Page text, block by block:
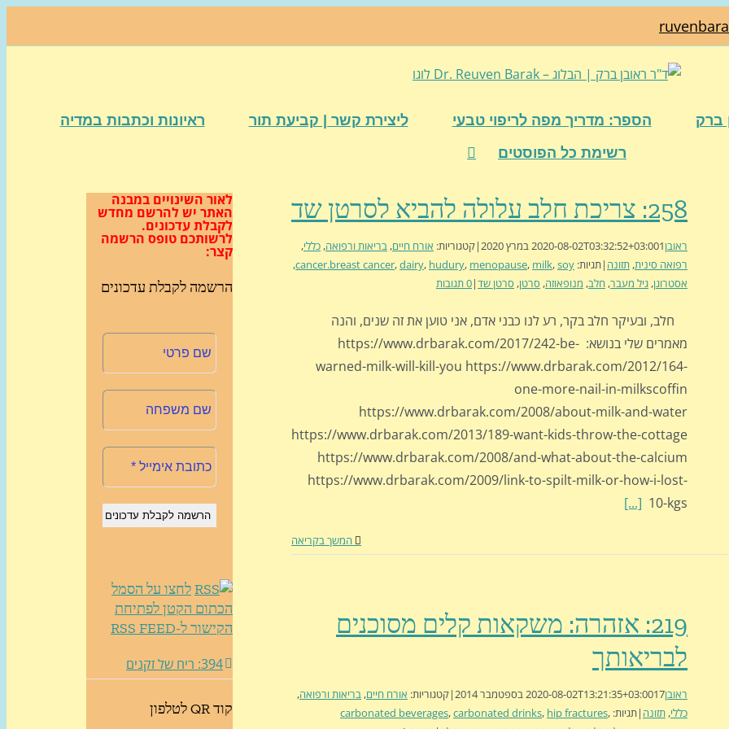
ברק הספר: מדריך מפה לריפוי טבעי ליצירת קשר | קביעת תור
ראיונות וכתבות במדיה
רשימת כל הפוסטים
258: צריכת חלב עלולה להביא לסרטן שד
ראובן 2020-08-02T03:32:52+03:001 במרץ 2020 |קטגוריות: אורח חיים, בריאות ורפואה, כללי,
רפואה סינית, תזונה |תגיות: cancer.breast cancer,dairy, hudury, menopause, milk,soy
,
אסטרוגן, גיל מעבר, חלב, מנופאוזה, סרטן, סרטן שד|0 תגובות
חלב, ובעיקר חלב בקר, רע לנו כבני אדם, אני טוען את זה שנים, והנה
מאמרים שלי בנושא: https://www.drbarak.com/2017/242-be-
warned-milk-will-kill-you https://www.drbarak.com/2012/164-
one-more-nail-in-milkscoffin
https://www.drbarak.com/2008/about-milk-and-water
https://www.drbarak.com/2013/189-want-kids-throw-the-cottage
https://www.drbarak.com/2008/and-what-about-the-calcium
https://www.drbarak.com/2009/link-to-spilt-milk-or-how-i-lost-
10-kgs
[...]
המשך בקריאה
219: אזהרה: משקאות קלים מסוכנים
לבריאותך
ראובן 2020-08-02T13:21:35+03:0017 בספטמבר 2014 |קטגוריות: אורח חיים, בריאות ורפואה,
כללי, תזונה |תגיות: carbonated beverages,carbonated drinks, hip fractures,
לאור השינויים במבנה
האתר יש להרשם מחדש
לקבלת עדכונים.
לרשותכם טופס הרשמה
קצר:
הרשמה לקבלת עדכונים
לחצו על הסמל
הכתום הקטן לפתיחת
הקישור ל-RSS FEED
394: ריח של זקנים
קוד QR לטלפון